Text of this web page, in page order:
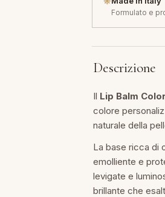
Formulato e
Descrizione
Il Lip Balm
colore
naturale della
La base ricca di
emolliente e
levigate e
brillante che